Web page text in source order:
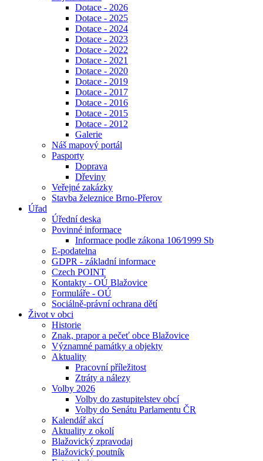
Dotace - 2026
Dotace - 2025
Dotace - 2024
Dotace - 2023
Dotace - 2022
Dotace - 2021
Dotace - 2020
Dotace - 2019
Dotace - 2017
Dotace - 2016
Dotace - 2015
Dotace - 2012
Galerie
Náš mapový portál
Pasporty
Doprava
Dřeviny
Veřejné zakázky
Stavba železnice Brno-Přerov
Úřad
Úřední deska
Povinné informace
Informace podle zákona 106⁄1999 Sb
E-podatelna
GDPR - základní informace
Czech POINT
Kontakty - OÚ Blažovice
Formuláře - OÚ
Sociálně-právní ochrana dětí
Život v obci
Historie
Znak, prapor a pečeť obce Blažovice
Významné památky a objekty
Aktuality
Pracovní příležitost
Ztráty a nálezy
Volby 2026
Volby do zastupitelstev obcí
Volby do Senátu Parlamentu ČR
Kalendář akcí
Aktuality z okolí
Blažovický zpravodaj
Blažovický poutník